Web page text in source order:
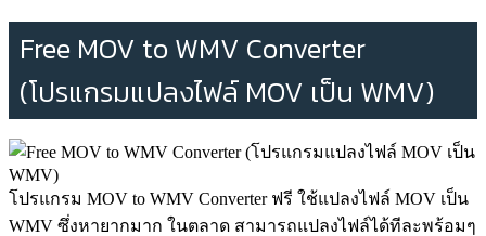
Free MOV to WMV Converter
(โปรแกรมแปลงไฟล์ MOV เป็น WMV)
โปรแกรม MOV to WMV Converter ฟรี ใช้แปลงไฟล์ MOV เป็น
WMV ซึ่งหายากมาก ในตลาด สามารถแปลงไฟล์ได้ทีละพร้อมๆ